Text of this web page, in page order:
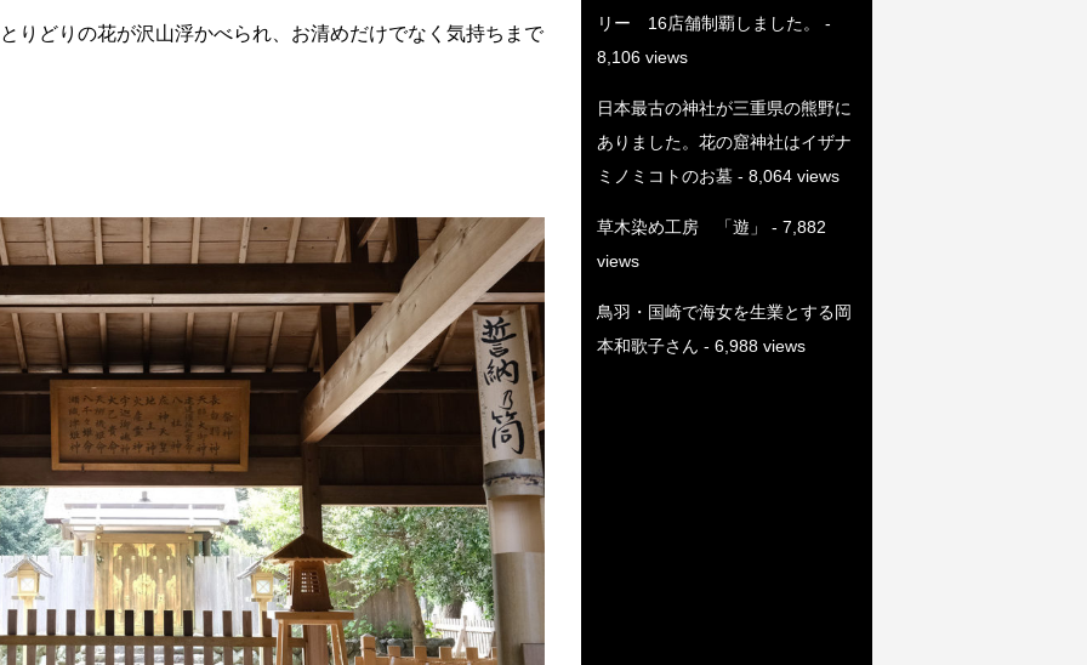
りどりの花が沢山浮かべられ、お清めだけでなく気持ちまで
リー 16店舗制覇しました。
-
8,106 views
日本最古の神社が三重県の熊野に
ありました。花の窟神社はイザナ
ミノミコトのお墓- 8,064 views
草木染め工房 「遊」
- 7,882
views
鳥羽・国崎で海女を生業とする岡
本和歌子さん - 6,988 views